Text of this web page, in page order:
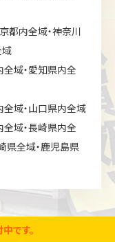
都内全域・神奈川
域
域・愛知県内全
域・山口県内全域
域・長崎県内全
県全域・鹿児島県
です。